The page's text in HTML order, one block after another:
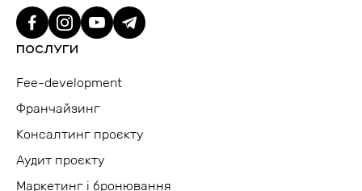
ПОСЛУГИ
Fee-development
Франчайзинг
Консалтинг проєкту
Аудит проєкту
Маркетинг і бронювання